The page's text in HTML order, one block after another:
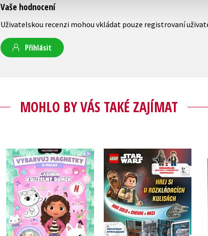
Vaše hodnocení
Uživatelskou recenzi mohou vkládat pouze registrovaní
Přihlásit
MOHLO BY VÁS TAKÉ ZAJÍMAT
Gábinin kouzelný
domek - Vybarvuj
magnetky
Kolektiv
LEGO® Star Wars™
Han Solo a Chewie v
akci
Kolektiv